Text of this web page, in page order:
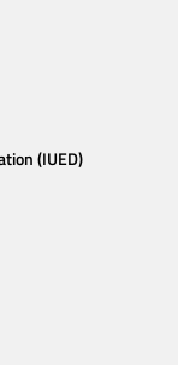
(IUED)